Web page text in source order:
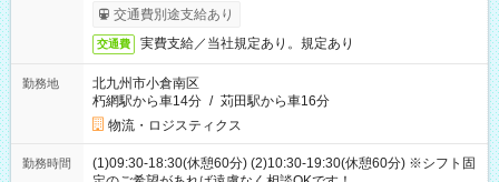
交通費別途支給あり
交通費 実費支給／当社規定あり。規定あり
勤務地
北九州市小倉南区
朽網駅から車14分 / 苅田駅から車16分
物流・ロジスティクス
勤務時間
(1)09:30-18:30(休憩60分) (2)10:30-19:30(休憩60分) ※シフト固